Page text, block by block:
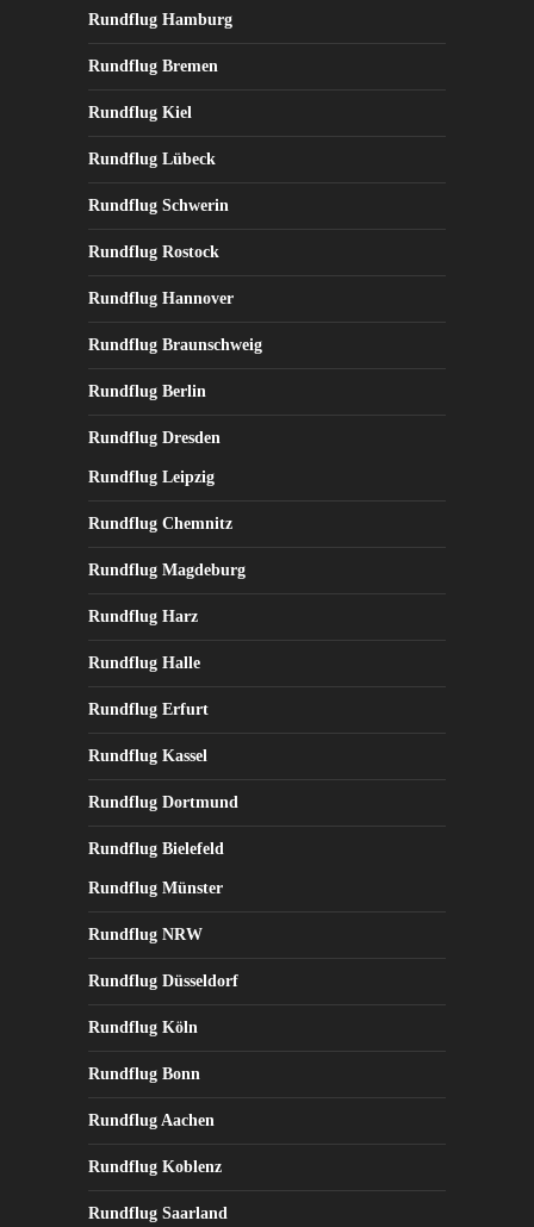
Rundflug Hamburg
Rundflug Bremen
Rundflug Kiel
Rundflug Lübeck
Rundflug Schwerin
Rundflug Rostock
Rundflug Hannover
Rundflug Braunschweig
Rundflug Berlin
Rundflug Dresden
Rundflug Leipzig
Rundflug Chemnitz
Rundflug Magdeburg
Rundflug Harz
Rundflug Halle
Rundflug Erfurt
Rundflug Kassel
Rundflug Dortmund
Rundflug Bielefeld
Rundflug Münster
Rundflug NRW
Rundflug Düsseldorf
Rundflug Köln
Rundflug Bonn
Rundflug Aachen
Rundflug Koblenz
Rundflug Saarland